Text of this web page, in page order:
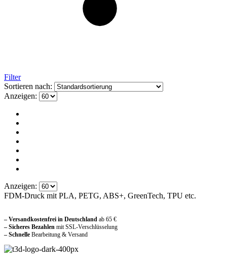
Filter
Sortieren nach:
Anzeigen:
Anzeigen:
FDM-Druck mit PLA, PETG, ABS+, GreenTech, TPU etc.
– Versandkostenfrei in Deutschland ab 65 €
– Sicheres Bezahlen mit SSL-Verschlüsselung
– Schnelle Bearbeitung & Versand